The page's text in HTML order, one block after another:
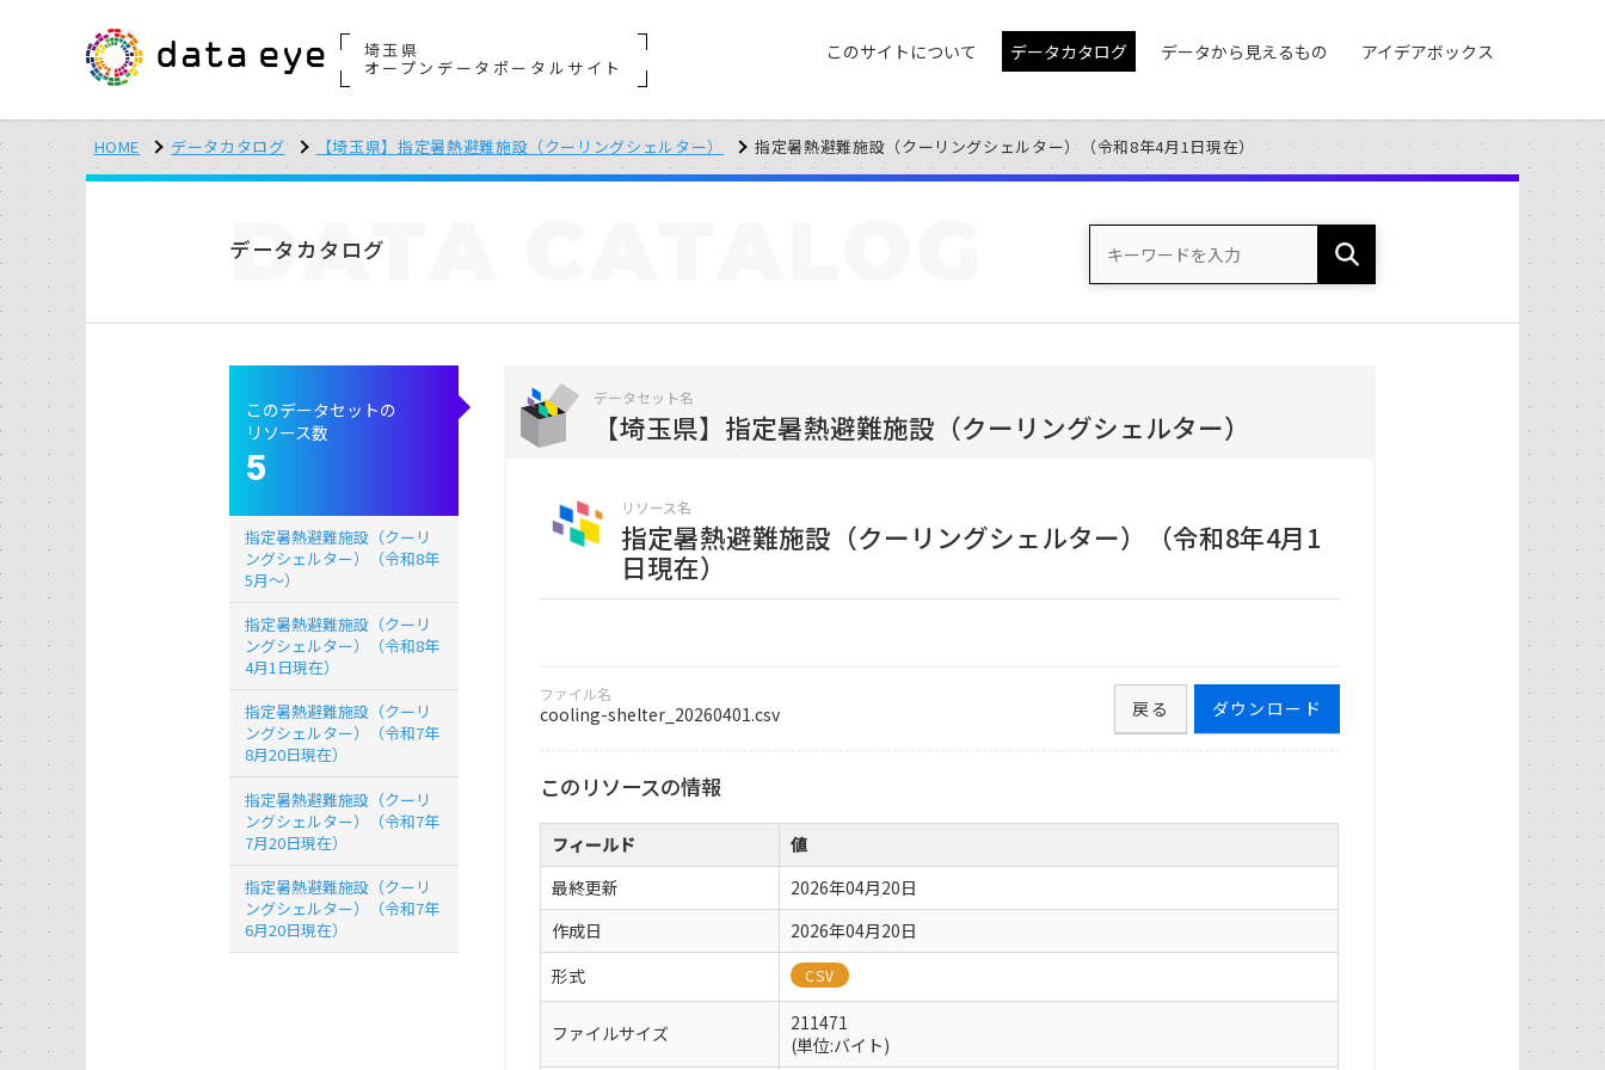
埼玉県
オープンデータポータルサイト
このサイトについて データカタログ データから見えるもの アイデアボックス
HOME データカタログ 【埼玉県】指定暑熱避難施設（クーリングシェルター） 指定暑熱避難施設（クーリングシェルター）（令和8年4月1日現在）
データカタログ
DATA
データセット名
【埼玉県】指定暑熱避難施設（クーリングシェルター）
リソース名
指定暑熱避難施設（クーリングシェルター）（令和8年4月1
日現在）
ファイル名
cooling-shelter_20260401.csv ダウンロード
戻る
このリソースの情報
フィールド
値
最終更新
2026年04月20日
作成日
2026年04月20日
形式
CSV
ファイルサイズ
211471
(単位:バイト)
このデータセットの
リソース数
5
指定暑熱避難施設（クーリ
ングシェルター）（令和8年
5月～）
指定暑熱避難施設（クーリ
ングシェルター）（令和8年
4月1日現在）
指定暑熱避難施設（クーリ
ングシェルター）（令和7年
8月20日現在）
指定暑熱避難施設（クーリ
ングシェルター）（令和7年
7月20日現在）
指定暑熱避難施設（クーリ
ングシェルター）（令和7年
6月20日現在）